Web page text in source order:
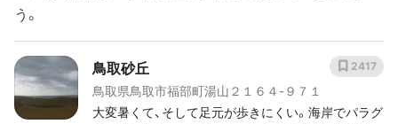
う。
鳥取砂丘
鳥取県鳥取市福部町湯山２１６４-９７１
大変暑くて、そして足元が歩きにくい。海岸でパラグ
2417